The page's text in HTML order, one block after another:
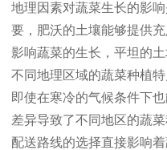
地理因素对蔬菜生长的影
要，肥沃的土壤能够提供
影响蔬菜的生长，平坦的
不同地理区域的蔬菜种植
即使在寒冷的气候条件下
差异导致了不同地区的蔬
配送路线的选择直接影响